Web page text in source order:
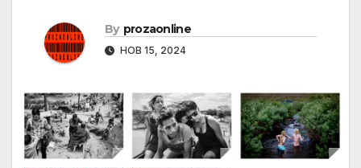
By prozaonline
НОВ 15, 2024